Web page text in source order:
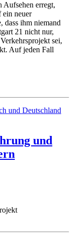
Aufsehen erregt,
ein neuer
dass ihm niemand
21 nicht nur,
sei,
Auf jeden Fall
und Deutschland
und